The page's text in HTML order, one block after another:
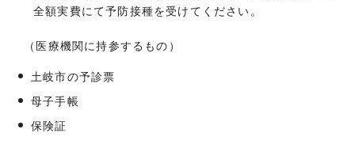
全額実費にて予防接種を受けてください。
（医療機関に持参するもの）
土岐市の予診票
母子手帳
保険証